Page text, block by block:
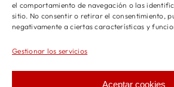
el comportamiento de navegación o las
sitio. No consentir o retirar el consentimiento,
negativamente a ciertas características y
Gestionar los servicios
Aceptar cookies
MAQUINARIA PARA EL
Máquinas semiautomáticas
Máquinas con bolsa